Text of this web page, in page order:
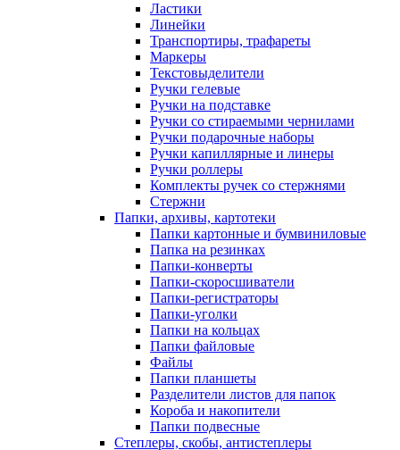
Ластики
Линейки
Транспортиры, трафареты
Маркеры
Текстовыделители
Ручки гелевые
Ручки на подставке
Ручки со стираемыми чернилами
Ручки подарочные наборы
Ручки капиллярные и линеры
Ручки роллеры
Комплекты ручек со стержнями
Стержни
Папки, архивы, картотеки
Папки картонные и бумвиниловые
Папка на резинках
Папки-конверты
Папки-скоросшиватели
Папки-регистраторы
Папки-уголки
Папки на кольцах
Папки файловые
Файлы
Папки планшеты
Разделители листов для папок
Короба и накопители
Папки подвесные
Степлеры, скобы, антистеплеры